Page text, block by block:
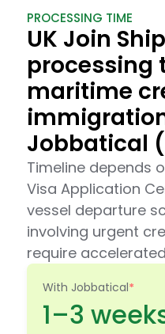
PROCESSING TIME
UK Join
processing
maritime
Jobbatical
Timeline depends
Visa Application
vessel departure
involving urgent
require
With Jobbatical*
1–3